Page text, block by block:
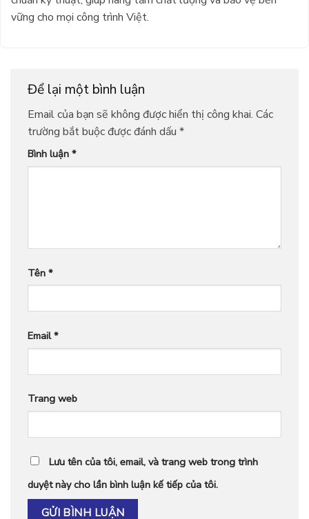
vững cho mọi công trình Việt.
Để lại một bình luận
Email của bạn sẽ không được hiển thị công khai. Các
trường bắt buộc được đánh dấu *
Bình luận *
Tên *
Email*
Trang web
Lưu tên của tôi, email, và trang web trong trình
duyệt này cho lần bình luận kế tiếp của tôi.